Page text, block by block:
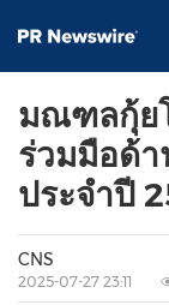
มณฑลกุ้ย
ร่วมมือด้
ประจำปี
CNS
2025-07-27 23:11